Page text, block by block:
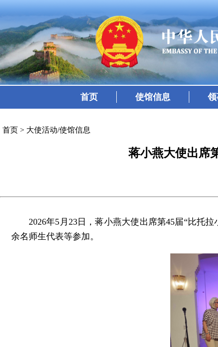
首页 使馆信息
首页 > 大使活动/使馆信息
蒋小燕大使出席
2026年5月23日，蒋小燕大使出席第45届“比托
余名师生代表等参加。